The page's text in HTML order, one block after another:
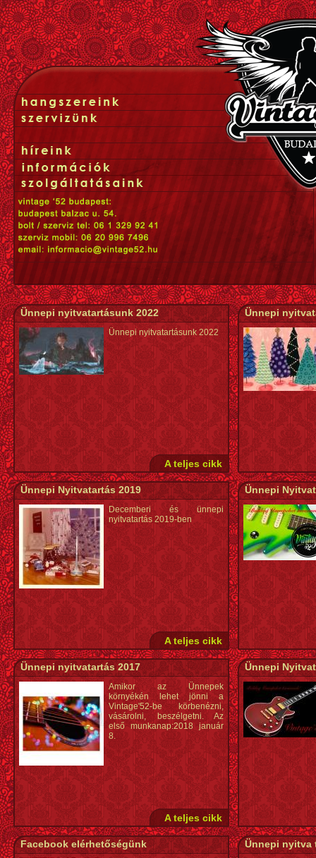
Ünnepi nyitvatartásunk 2022
Ünnepi nyitvatartásunk 2022
A teljes cikk
Ünnepi
Ünnepi Nyitvatartás 2019
Decemberi és ünnepi
nyitvatartás 2019-ben
A teljes cikk
Ünnepi
Ünnepi nyitvatartás 2017
Amikor az Ünnepek
környékén lehet jönni a
Vintage'52-be körbenézni,
vásárolni, beszélgetni. Az
első munkanap:2018 január
8.
A teljes cikk
Ünnepi
Facebook elérhetőségünk Ünnepi nyitva